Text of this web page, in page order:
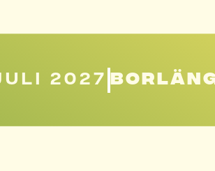
2027